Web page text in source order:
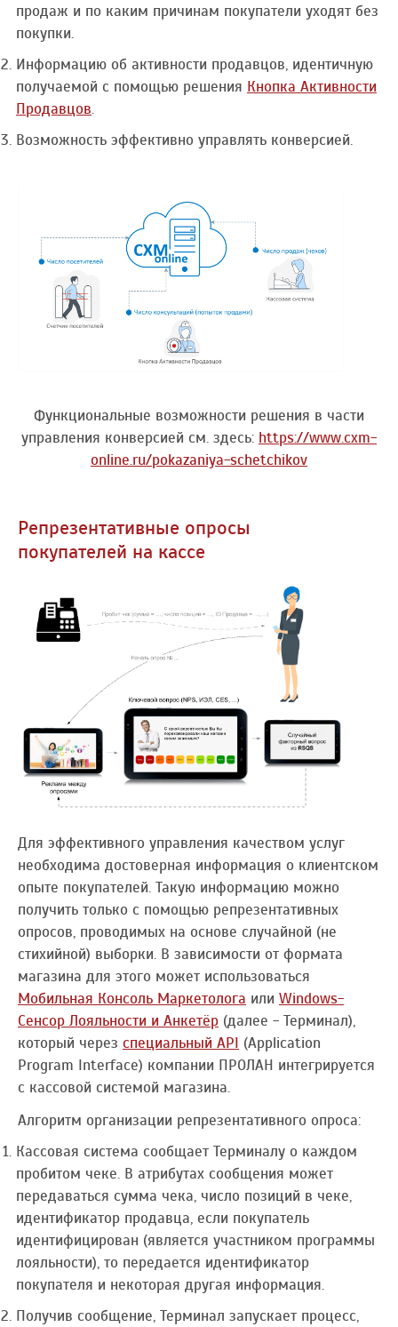
продаж и по каким причинам покупатели уходят без
покупки.
Информацию об активности продавцов, идентичную
получаемой с помощью решения Кнопка Активности
Продавцов.
Возможность эффективно управлять конверсией.
Функциональные возможности решения в части
управления конверсией см. здесь: https://www.cxm-
online.ru/pokazaniya-schetchikov
Репрезентативные опросы
покупателей на кассе
Для эффективного управления качеством услуг
необходима достоверная информация о клиентском
опыте покупателей. Такую информацию можно
получить только с помощью репрезентативных
опросов, проводимых на основе случайной (не
стихийной) выборки. В зависимости от формата
магазина для этого может использоваться
Мобильная Консоль Маркетолога или Windows-
Сенсор Лояльности и Анкетёр (далее - Терминал),
который через специальный API (Application
Program Interface) компании ПРОЛАН интегрируется
с кассовой системой магазина.
Алгоритм организации репрезентативного опроса:
Кассовая система сообщает Терминалу о каждом
пробитом чеке. В атрибутах сообщения может
передаваться сумма чека, число позиций в чеке,
идентификатор продавца, если покупатель
идентифицирован (является участником программы
лояльности), то передается идентификатор
покупателя и некоторая другая информация.
Получив сообщение, Терминал запускает процесс,